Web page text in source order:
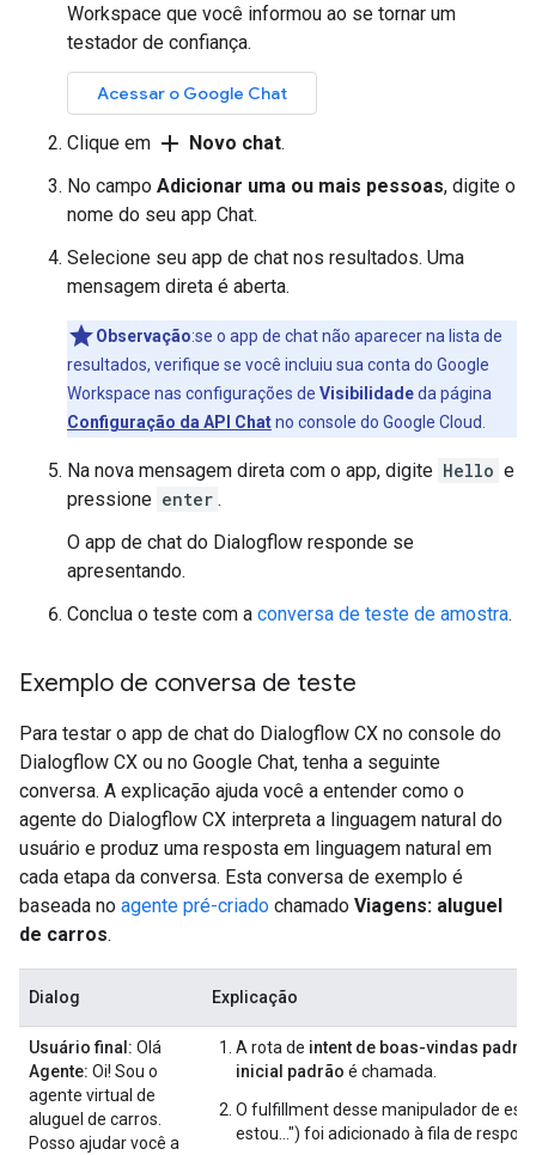
Workspace que você informou ao se tornar um
testador de confiança.
Acessar o Google Chat
Clique em add Novo chat.
No campo Adicionar uma ou mais pessoas, digite o
nome do seu app Chat.
Selecione seu app de chat nos resultados. Uma
mensagem direta é aberta.
Observação:se o app de chat não aparecer na lista de
resultados, verifique se você incluiu sua conta do Google
Workspace nas configurações de Visibilidadeda página
Configuração da API Chatno console do Google Cloud.
Na nova mensagem direta com o app, digite Hello e
pressione enter .
O app de chat do Dialogflow responde se
apresentando.
Conclua o teste com a conversa de teste de amostra.
Exemplo de conversa de teste
Para testar o app de chat do Dialogflow CX no console do
Dialogflow CX ou no Google Chat, tenha a seguinte
conversa. A explicação ajuda você a entender como o
agente do Dialogflow CX interpreta a linguagem natural do
usuário e produz uma resposta em linguagem natural em
cada etapa da conversa. Esta conversa de exemplo é
baseada no agente pré-criado chamado Viagens: aluguel
de carros.
Dialog Explicação
Usuário final: Olá
Agente: Oi! Sou o
agente virtual de
aluguel de carros.
Posso ajudar você a
A rota de intent de boas-vindas
inicial padrão é chamada.
O fulfillment desse manipulador de
estou…") foi adicionado à fila de